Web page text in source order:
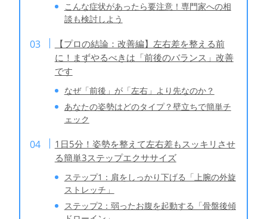
こんな症状があったら要注意！専門家への相
談も検討しよう
【プロの結論：改善編】左右差を整える前
に！まずやるべきは「前後のバランス」改善
です
なぜ「前後」が「左右」より先なのか？
あなたの姿勢はどのタイプ？壁立ちで簡単チ
ェック
1日5分！姿勢を整えて左右差もスッキリさせ
る簡単3ステップエクササイズ
ステップ1：肩をしっかり下げる「上腕の外旋
ストレッチ」
ステップ2：弱ったお腹を起動する「骨盤後傾